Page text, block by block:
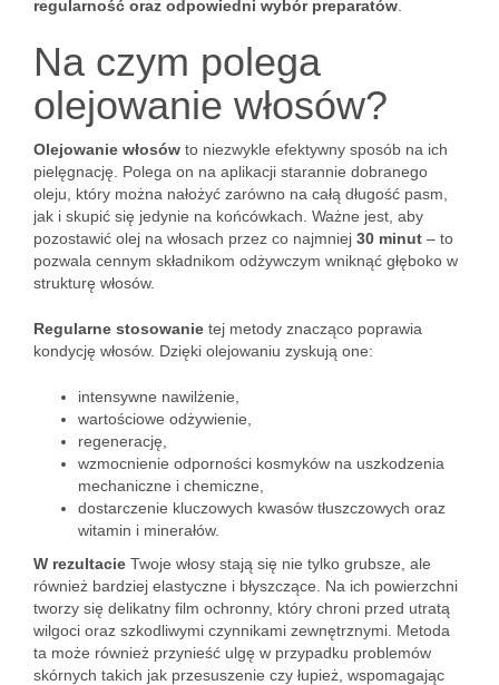
regularność oraz odpowiedni wybór preparatów
Na czym polega
olejowanie włosów?
Olejowanie włosów to niezwykle efektywny sposób na ich
pielęgnację. Polega on na aplikacji starannie dobranego
oleju, który można nałożyć zarówno na całą długość pasm,
jak i skupić się jedynie na końcówkach. Ważne jest, aby
pozostawić olej na włosach przez co najmniej 30 minut – to
pozwala cennym składnikom odżywczym wniknąć głęboko w
strukturę włosów.
Regularne stosowanie tej metody znacząco poprawia
kondycję włosów. Dzięki olejowaniu zyskują one:
intensywne nawilżenie,
wartościowe odżywienie,
regenerację,
wzmocnienie odporności kosmyków na uszkodzenia
mechaniczne i chemiczne,
dostarczenie kluczowych kwasów tłuszczowych oraz
witamin i minerałów.
W rezultacie Twoje włosy stają się nie tylko grubsze, ale
również bardziej elastyczne i błyszczące. Na ich powierzchni
tworzy się delikatny film ochronny, który chroni przed utratą
wilgoci oraz szkodliwymi czynnikami zewnętrznymi. Metoda
ta może również przynieść ulgę w przypadku problemów
skórnych takich jak przesuszenie czy łupież, wspomagając